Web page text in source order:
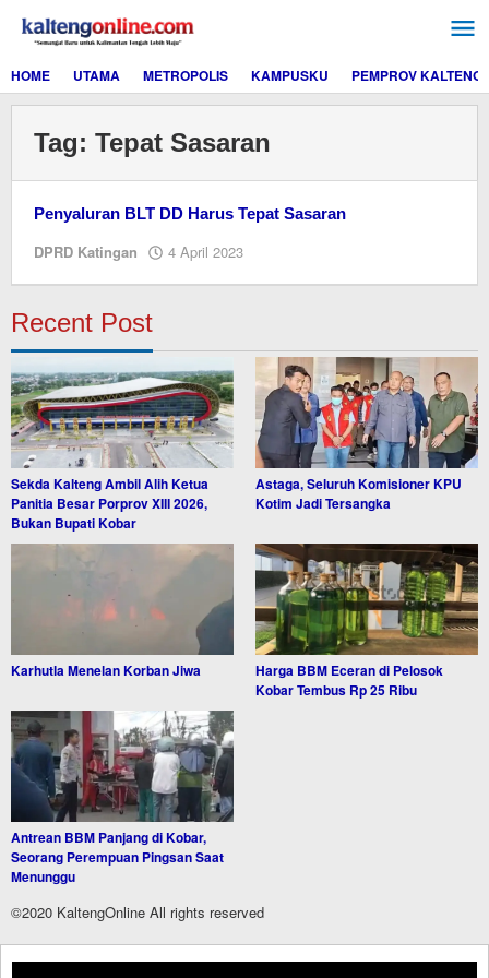
konten
HOME
UTAMA METROPOLIS KAMPUSKU PEMPROV KALTENG
Tag: Tepat Sasaran
Penyaluran BLT DD Harus Tepat Sasaran
DPRD Katingan 4 April 2023
Recent Post
Sekda Kalteng Ambil Alih Ketua
Panitia Besar Porprov XIII 2026,
Bukan Bupati Kobar
Astaga, Seluruh Komisioner KPU
Kotim Jadi Tersangka
Karhutla Menelan Korban Jiwa
Harga BBM Eceran di Pelosok
Kobar Tembus Rp 25 Ribu
Antrean BBM Panjang di Kobar,
Seorang Perempuan Pingsan Saat
Menunggu
©2020 KaltengOnline All rights reserved